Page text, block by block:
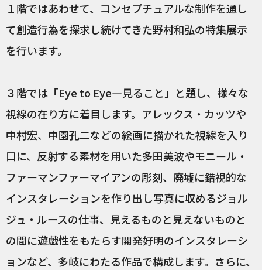
１階ではあわせて、コンセプチュアルな制作を通し
て創造行為を探求し続けてきた野村和弘の特集展示
を行います。
３階では「Eye to Eye—見ること」と題し、様々な
視線の在り方に着目します。アレックス・カッツや
中村宏、中園孔二などの絵画に描かれた視線を入り
口に、反射する素材を用いた多田美波やモニール・
ファーマンファーマイアンの彫刻、廃墟に錯視的な
インスタレーションを作り出し写真に収めるジョル
ジュ・ルースの仕事、見えるものと見えないものと
の間に遊戯性をもたらす開発好明のインスタレーシ
ョンなど、多岐にわたる作品で構成します。さらに、